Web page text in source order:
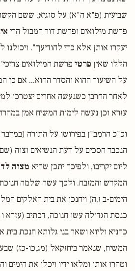
שביעית (פ"א ה"א) על סוגיא, ששם הקשו
פרשת מילואים ופרשת דור המבול הרי
יעקרו אותן אלא כדי להודיעך".
הללו שאין פרטי פרשת המילואים צריכי'
על השיעור ההוא והסדר ההוא... אם כן
לאחר החרבן כשנעשה אחרים יצטרכו
עזרא וכן נעשה לימות המשיח אמן
וכ"כ הרמב"ן בפירושו על התורה (במדבר
הנכבד הסכים על דעת הנשיאים וצוה
ליום יקריבו, ולפיכך יתכן שהיא מצוה
המקדש והמזבח. ולכך עשה שלמה חנוכת
הימים-ב ז,ה) ויחנכו את בית האלקים
כנסת הגדולה עשו חנוכה, דכתיב (עזרא ו
כהניא וליוא ושאר בני גלותא חנכת בית
המשיח, שנאמר ביחזקאל (מג,כו-כז)
וטהרו אותו ומלאו ידיו ויכלו את הימים